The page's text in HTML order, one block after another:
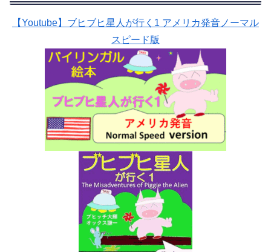
【Youtube】ブヒブヒ星人が行く1 アメリカ発音ノーマル
スピード版